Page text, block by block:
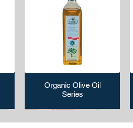
Organic Olive Oil
Series